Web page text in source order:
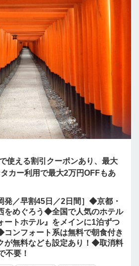
使える割引クーポンあり、最大
カー利用で最大2万円OFFもあ
発／早割45日／2日間］◆京都・
をめぐろう◆全国で人気のホテル
ートホテル』をメインに1泊ずつ
ンフォート系は無料で朝食付き
が無料なども設定あり！◆取消料
不要！